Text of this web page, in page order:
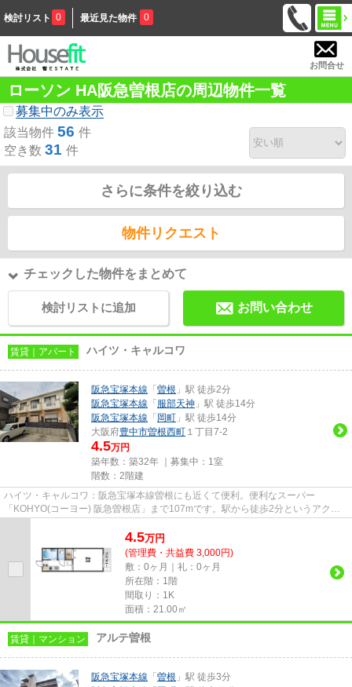
検討リスト 0 最近見た物件 0
お問合せ
ローソン HA阪急曽根店の周辺物件一覧
募集中のみ表示
該当物件 56 件
空き数 31 件
さらに条件を絞り込む
物件リクエスト
チェックした物件をまとめて
検討リストに追加 お問い合わせ
賃貸｜アパート ハイツ・キャルコワ
阪急宝塚本線 「 曽根 」駅 徒歩2分
阪急宝塚本線 「 服部天神 」駅 徒歩14分
阪急宝塚本線 「 岡町 」駅 徒歩14分
大阪府豊中市曽根西町 １丁目7-2
4.5万円
築年数：築32年 ｜募集中： 1室
階数：2階建
ハイツ・キャルコワ：阪急宝塚本線曽根にも近くて便利。便利なスーパー
「KOHYO(コーヨー) 阪急曽根店」まで107mです。駅から徒歩2分というアクセ
4.5万円
(管理費・共益費 3,000円)
敷：0ヶ月｜礼：0ヶ月
所在階：1階
間取り：1K
面積：21.00㎡
賃貸｜マンション アルテ曽根
阪急宝塚本線 「 曽根 」駅 徒歩3分